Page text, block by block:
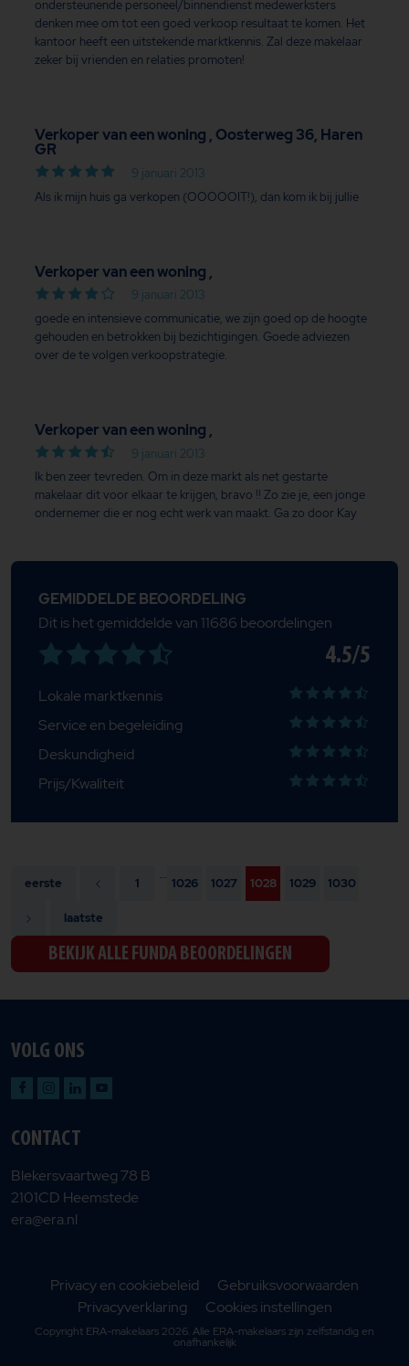
ondersteunende personeel/binnendienst medewerksters
denken mee om tot een goed verkoop resultaat te komen. Het
kantoor heeft een uitstekende marktkennis. Zal deze makelaar
zeker bij vrienden en relaties promoten!
Verkoper van een woning , Oosterweg 36, Haren
GR
9 januari 2013
Als ik mijn huis ga verkopen (OOOOOIT!), dan kom ik bij jullie
Verkoper van een woning ,
9 januari 2013
goede en intensieve communicatie, we zijn goed op de hoogte
gehouden en betrokken bij bezichtigingen. Goede adviezen
over de te volgen verkoopstrategie.
Verkoper van een woning ,
9 januari 2013
Ik ben zeer tevreden. Om in deze markt als net gestarte
makelaar dit voor elkaar te krijgen, bravo !! Zo zie je, een jonge
ondernemer die er nog echt werk van maakt. Ga zo door Kay
GEMIDDELDE BEOORDELING
Dit is het gemiddelde van 11686 beoordelingen
4.5/5
Lokale marktkennis
Service en begeleiding
Deskundigheid
Prijs/Kwaliteit
eerste 1
...
1026 1027 1028 1029 1030
laatste
BEKIJK ALLE FUNDA BEOORDELINGEN
VOLG ONS
CONTACT
Blekersvaartweg 78 B
2101CD Heemstede
era@era.nl
Privacy en cookiebeleid
Gebruiksvoorwaarden
Privacyverklaring
Cookies instellingen
Copyright ERA-makelaars 2026. Alle ERA-makelaars zijn zelfstandig en
onafhankelijk